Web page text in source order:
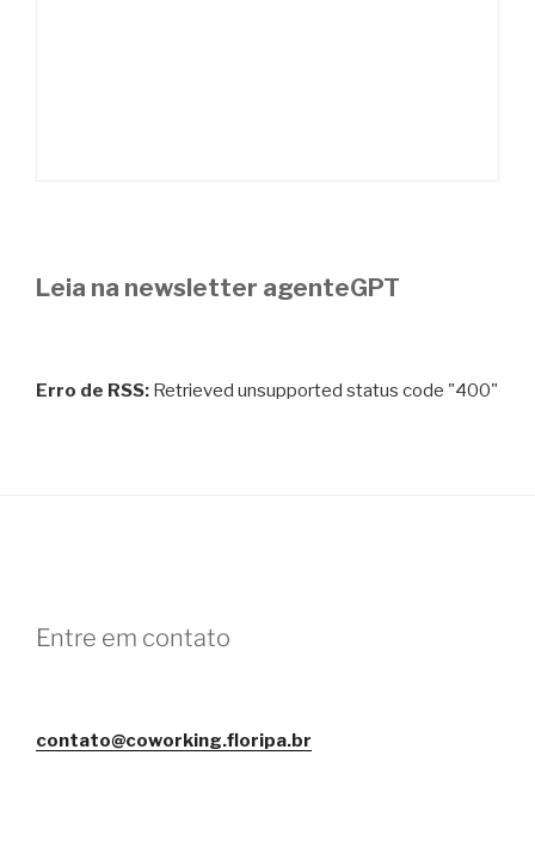
Leia na newsletter agenteGPT
Erro de RSS: Retrieved unsupported status code "400"
Entre em contato
contato@coworking.floripa.br